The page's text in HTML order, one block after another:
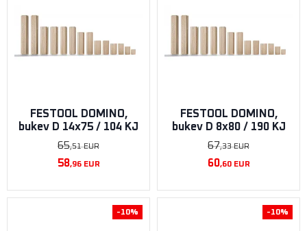
FESTOOL DOMINO,
bukev D 14x75 / 104 KJ
65,51EUR
58,96EUR
FESTOOL DOMINO,
bukev D 8x80 / ​​190 KJ
67,33EUR
60,60EUR
-10% -10%